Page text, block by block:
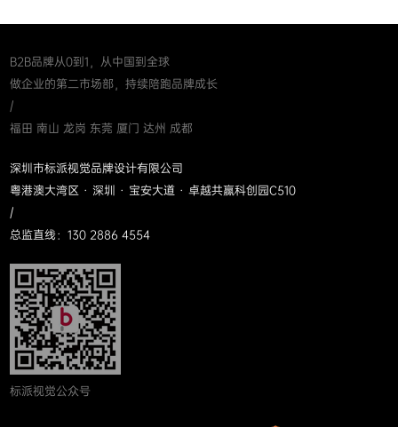
B2B品牌从0到1，从中国到全球
做企业的第二市场部，持续陪跑品牌成长
/
福田 南山 龙岗 东莞 厦门 达州 成都
深圳市标派视觉品牌设计有限公司
粤港澳大湾区 · 深圳 · 宝安大道 · 卓越共赢科创园C510
/
总监直线：130 2886 4554
标派视觉公众号